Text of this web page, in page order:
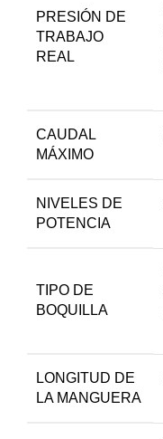
PRESIÓN DE
TRABAJO
REAL
CAUDAL
MÁXIMO
NIVELES DE
POTENCIA
TIPO DE
BOQUILLA
LONGITUD DE
LA MANGUERA